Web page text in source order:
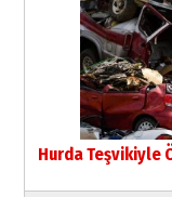
Hurda Teşvikiyle